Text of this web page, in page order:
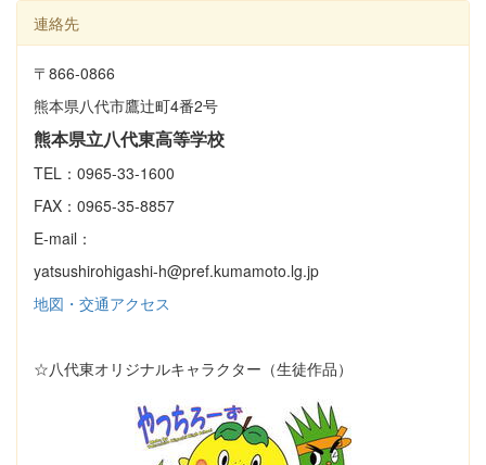
連絡先
〒866‐0866
熊本県八代市鷹辻町4番2号
熊本県立八代東高等学校
TEL：0965-33-1600
FAX：0965-35-8857
E-mail：
yatsushirohigashi-h@pref.kumamoto.lg.jp
地図・交通アクセス
☆八代東オリジナルキャラクター（生徒作品）